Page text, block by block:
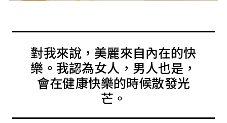
對我來說，美麗來自內在的快
樂。我認為女人，男人也是，
會在健康快樂的時候散發光
芒。